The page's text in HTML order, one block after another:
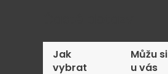
Jak
vybrat
Můžu si
u vás